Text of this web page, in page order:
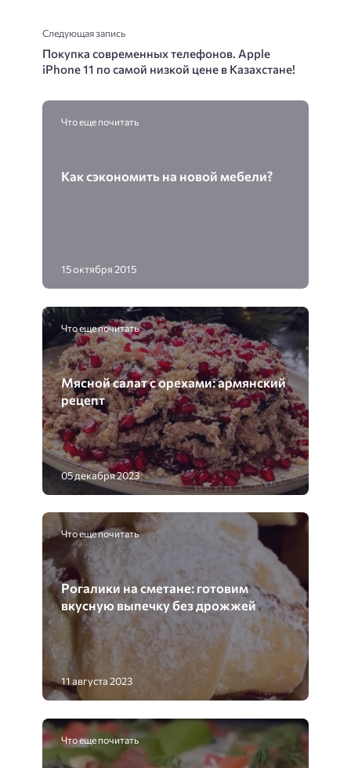
Следующая запись
Покупка современных телефонов. Apple
iPhone 11 по самой низкой цене в Казахстане!
Что еще почитать
Как сэкономить на новой мебели?
15 октября 2015
Что еще почитать
Мясной салат с орехами: армянский
рецепт
05 декабря 2023
Что еще почитать
Рогалики на сметане: готовим
вкусную выпечку без дрожжей
11 августа 2023
Что еще почитать